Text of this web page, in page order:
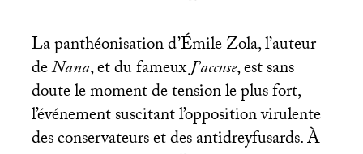
La panthéonisation d’Émile Zola, l’auteur
deNana, et du fameuxJ’accuse, est sans
doute le moment de tension le plus fort,
l’événement suscitant l’opposition virulente
des conservateurs et des antidreyfusards. À